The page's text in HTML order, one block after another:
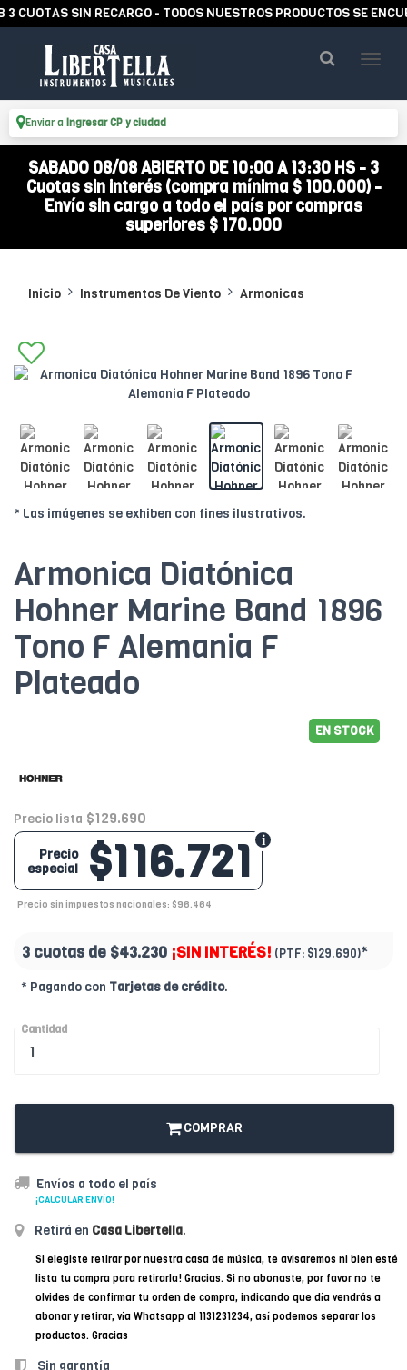
SIN RECARGO - TODOS NUESTROS PRODUCTOS SE
Enviar a Ingresar CP y ciudad
SABADO 08/08 ABIERTO DE 10:00 A 13:30 HS - 3
Cuotas sin interés (compra mínima $ 100.000) -
Envío sin cargo a todo el país por compras
superiores $ 170.000
Inicio Instrumentos De Viento Armonicas
* Las imágenes se exhiben con fines ilustrativos.
Armonica Diatónica
Hohner Marine Band 1896
Tono F Alemania F
Plateado
EN STOCK
Precio lista $129.690
$116.721
Precio
especial
Precio sin impuestos nacionales: $96.464
3 cuotas de $43.230 ¡SIN INTERÉS! (PTF: $129.690)*
* Pagando con Tarjetas de crédito.
Cantidad
COMPRAR
Envíos a todo el país
¡CALCULAR ENVÍO!
Retirá en Casa Libertella.
Si elegiste retirar por nuestra casa de música, te avisaremos ni bien esté
lista tu compra para retirarla! Gracias. Si no abonaste, por favor no te
olvides de confirmar tu orden de compra, indicando que día vendrás a
abonar y retirar, vía Whatsapp al 1131231234, así podemos separar los
productos. Gracias
Sin garantía